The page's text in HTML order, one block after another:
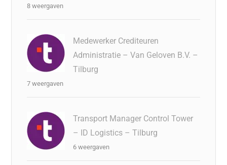
8 weergaven
Medewerker Crediteuren
Administratie – Van Geloven B.V. –
Tilburg
7 weergaven
Transport Manager Control Tower
– ID Logistics – Tilburg
6 weergaven